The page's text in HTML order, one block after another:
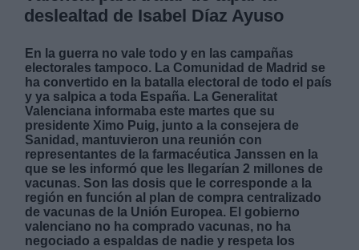
deslealtad de Isabel Díaz Ayuso
En la guerra no vale todo y en las campañas
electorales tampoco. La Comunidad de Madrid se
ha convertido en la batalla electoral de todo el país
y ya salpica a toda España. La Generalitat
Valenciana informaba este martes que su
presidente Ximo Puig, junto a la consejera de
Sanidad, mantuvieron una reunión con
representantes de la farmacéutica Janssen en la
que se les informó que les llegarían 2 millones de
vacunas. Son las dosis que le corresponde a la
región en función al plan de compra centralizado
de vacunas de la Unión Europea. El gobierno
valenciano no ha comprado vacunas, no ha
negociado a espaldas de nadie y respeta los
Destinatarios:
Derechos:
link
Información adicional
link